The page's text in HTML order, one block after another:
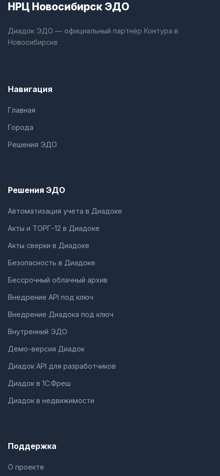
НРЦ Новосибирск ЭДО
Диадок ЭДО — официальный партнёр Контура в
Новосибирске
Навигация
Главная
Города
Решения ЭДО
Решения ЭДО
Автоматизация учета в Диадоке
Акты и ТОРГ-12 в Диадоке
Акты сверки в Диадоке
Безопасность в Диадоке
Бессрочный облачный архив
Внедрение API под ключ
Внедрение Диадока под ключ
Внутренний ЭДО
Демо-версия Диадок
Диадок API для разработчиков
Диадок в 1С:Фреш
Диадок в недвижимости
Поддержка
О проекте